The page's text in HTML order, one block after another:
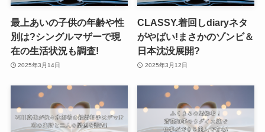
最上あいの子供の年齢や性
別は?シングルマザーで現
在の生活状況も調査!
2025年3月14日
CLASSY.着回しdiaryネタ
がやばい!まさかのゾンビ＆
日本沈没展開?
2025年3月12日